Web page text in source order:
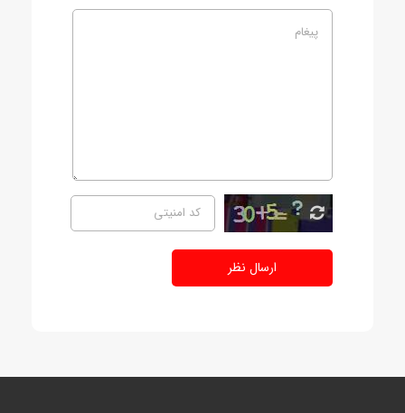
ارسال نظر